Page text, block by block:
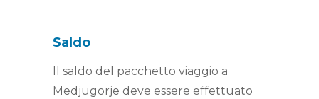
Saldo
Il saldo del pacchetto viaggio a
Medjugorje deve essere effettuato